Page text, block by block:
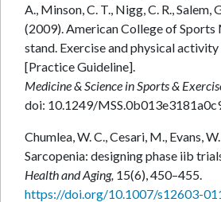
A., Minson, C. T., Nigg, C. R., Salem,
(2009). American College of
stand. Exercise and physical
[Practice Guideline].
Medicine & Science in Sports &
doi: 10.1249/
Chumlea, W. C., Cesari, M., Evans,
Sarcopenia: designing phase iib
Health and Aging, 15(6), 450–455.
https://doi.org/10.1007/s12603-